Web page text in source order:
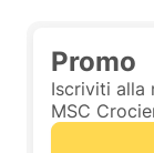
Promo
Iscriviti alla
MSC